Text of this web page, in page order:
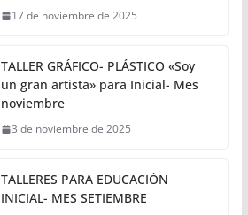
17 de noviembre de 2025
TALLER GRÁFICO- PLÁSTICO «Soy
un gran artista» para Inicial- Mes
noviembre
3 de noviembre de 2025
TALLERES PARA EDUCACIÓN
INICIAL- MES SETIEMBRE